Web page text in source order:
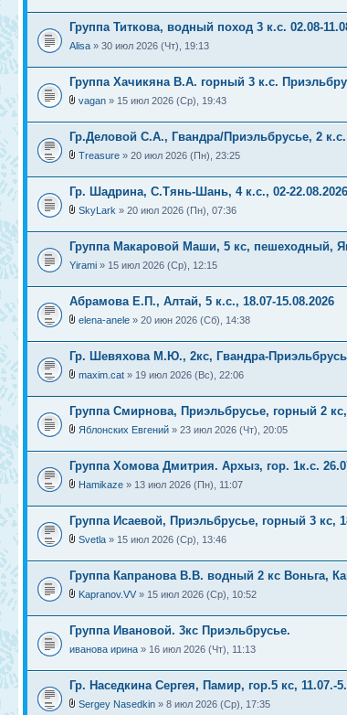
Группа Титкова, водный поход 3 к.с. 02.08-
Alisa » 30 июл 2026 (Чт), 19:13
Группа Хачикяна В.А. горный 3 к.с.
vagan » 15 июл 2026 (Ср), 19:43
Гр.Деловой С.А., Гвандра/Приэльбрусье, 2 к.с.
Treasure » 20 июл 2026 (Пн), 23:25
Гр. Шадрина, С.Тянь-Шань, 4 к.с., 02-22.08.2026
SkyLark » 20 июл 2026 (Пн), 07:36
Группа Макаровой Маши, 5 кс, пешеходный,
Yirami » 15 июл 2026 (Ср), 12:15
Абрамова Е.П., Алтай, 5 к.с., 18.07-15.08.2026
elena-anele » 20 июн 2026 (Сб), 14:38
Гр. Шевяхова М.Ю., 2кс, Гвандра-
maxim.cat » 19 июл 2026 (Вс), 22:06
Группа Смирнова, Приэльбрусье, горный 2 кс,
Яблонских Евгений » 23 июл 2026 (Чт), 20:05
Группа Хомова Дмитрия. Архыз, гор. 1к.с.
Hamikaze » 13 июл 2026 (Пн), 11:07
Группа Исаевой, Приэльбрусье, горный 3 кс,
Svetla » 15 июл 2026 (Ср), 13:46
Группа Капранова В.В. водный 2 кс Воньга,
Kapranov.VV » 15 июл 2026 (Ср), 10:52
Группа Ивановой. 3кс Приэльбрусье.
иванова ирина » 16 июл 2026 (Чт), 11:13
Гр. Наседкина Сергея, Памир, гор.5 кс, 11.07.-
Sergey Nasedkin » 8 июл 2026 (Ср), 17:35